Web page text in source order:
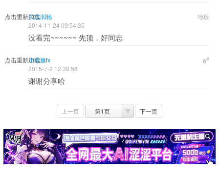
点击重新加载 地板
兵志润驰
2014-11-24 09:54:35
没看完~~~~~~ 先顶，好同志
点击重新加载 6#
小彩旗fx
2015-7-2 12:38:58
谢谢分享哈
上一页 第1页 下一页